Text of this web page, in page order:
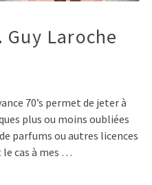
Laroche
70’s permet de jeter à
plus ou moins oubliées
parfums ou autres licences
le cas à mes …